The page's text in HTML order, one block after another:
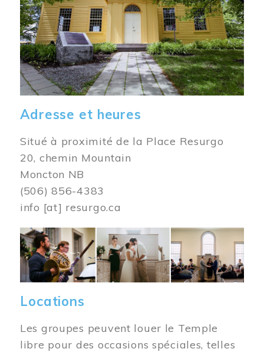
Adresse et heures
Situé à proximité de la Place Resurgo
20, chemin Mountain
Moncton NB
(506) 856-4383
info [at] resurgo.ca
Image
Locations
Les groupes peuvent louer le Temple
libre pour des occasions spéciales, telles